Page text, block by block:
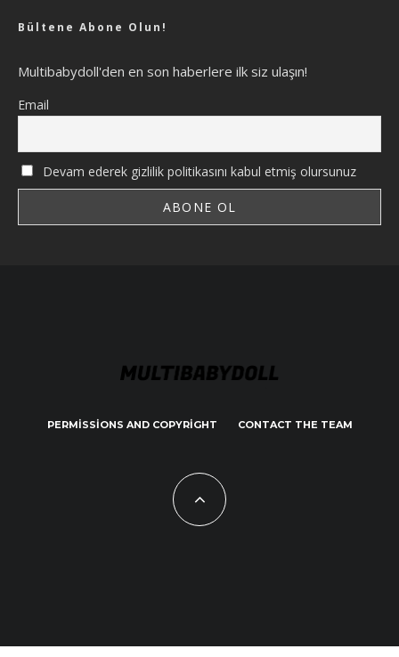
Bültene Abone Olun!
Multibabydoll'den en son haberlere ilk siz ulaşın!
Email
Devam ederek gizlilik politikasını kabul etmiş olursunuz
PERMISSIONS AND COPYRIGHT CONTACT THE TEAM